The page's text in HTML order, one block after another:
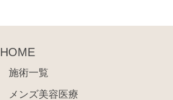
HOME
施術一覧
メンズ美容医療